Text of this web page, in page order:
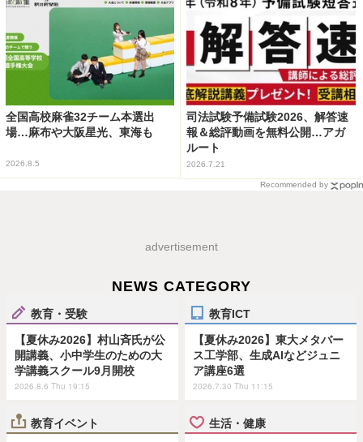
全国高校麻雀32チーム本選出
場…麻布や大阪星光、東海も
2026.8.5
司法試験予備試験2026、解答速
報＆総評動画を無料公開…アガ
ルート
2026.7.21
Recommended by
advertisement
NEWS CATEGORY
教育・受験
【夏休み2026】村山斉氏が公
開講義、小中学生のための大
学講義スクール9月開校
2026.8.6 Thu 19:15
教育ICT
【夏休み2026】東大メタバー
ス工学部、生成AIなどジュニ
ア講座6選
2026.7.30 Thu 11:15
教育イベント 生活・健康